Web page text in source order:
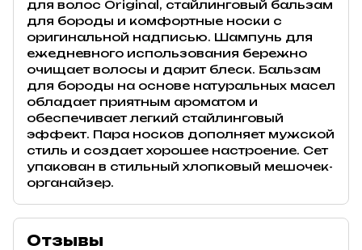
для волос Original, стайлинговый бальзам
для бороды и комфортные носки с
оригинальной надписью. Шампунь для
ежедневного использования бережно
очищает волосы и дарит блеск. Бальзам
для бороды на основе натуральных масел
обладает приятным ароматом и
обеспечивает легкий стайлинговый
эффект. Пара носков дополняет мужской
стиль и создает хорошее настроение. Сет
упакован в стильный хлопковый мешочек-
органайзер.
Отзывы